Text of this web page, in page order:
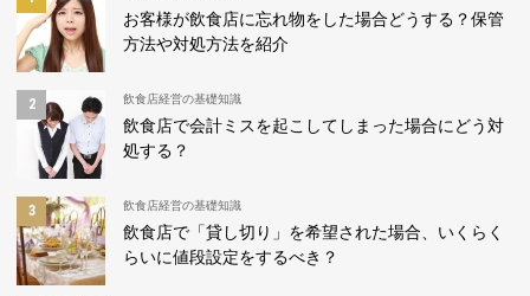
お客様が飲食店に忘れ物をした場合どうする？保管
方法や対処方法を紹介
飲食店経営の基礎知識
飲食店で会計ミスを起こしてしまった場合にどう対
処する？
飲食店経営の基礎知識
飲食店で「貸し切り」を希望された場合、いくらく
らいに値段設定をするべき？